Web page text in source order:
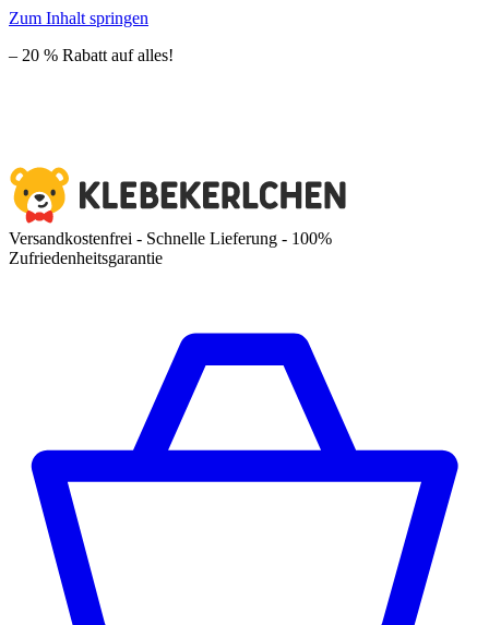
Zum Inhalt springen
– 20 % Rabatt auf alles!
Versandkostenfrei - Schnelle Lieferung - 100%
Zufriedenheitsgarantie